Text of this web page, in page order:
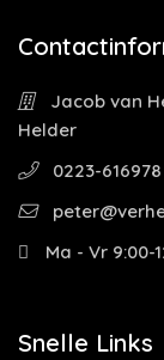
Jacob van
Helder
0223-616978
Ma - Vr 9:00-
Snelle Links